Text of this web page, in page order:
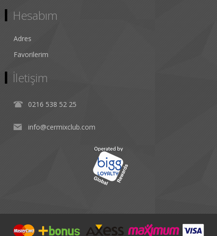
Hesabım
Adres
Favorilerim
İletişim
0216 538 52 25
info@cermixclub.com